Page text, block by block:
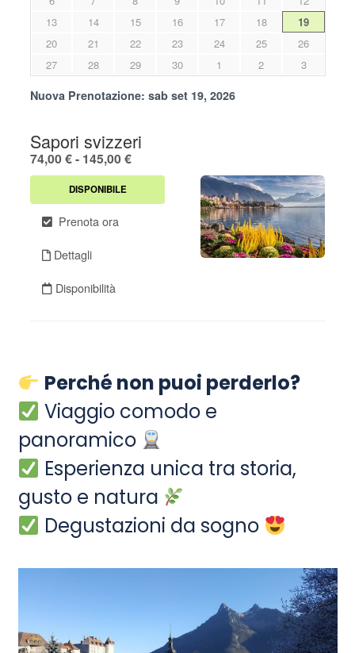
Perché non puoi perderlo?
Viaggio comodo e
panoramico
Esperienza unica tra storia,
gusto e natura
Degustazioni da sogno